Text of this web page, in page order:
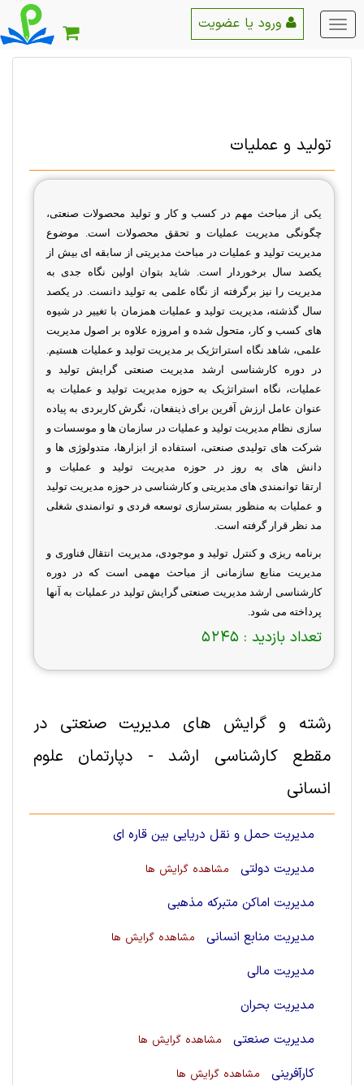
منو
اصلی
تولید و عملیات
یکی از مباحث مهم در کسب و کار و تولید محصولات صنعتی،
چگونگی مدیریت عملیات و تحقق محصولات است. موضوع
مدیریت تولید و عملیات در مباحث مدیریتی از سابقه ای بیش از
یکصد سال برخوردار است. شاید بتوان اولین نگاه جدی به
مدیریت را نیز برگرفته از نگاه علمی به تولید دانست. در یکصد
سال گذشته، مدیریت تولید و عملیات همزمان با تغییر در شیوه
های کسب و کار، متحول شده و امروزه علاوه بر اصول مدیریت
علمی، شاهد نگاه استراتژیک بر مدیریت تولید و عملیات هستیم.
در دوره کارشناسی ارشد مدیریت صنعتی گرایش تولید و
عملیات، نگاه استراتژیک به حوزه مدیریت تولید و عملیات به
عنوان عامل ارزش آفرین برای ذینفعان، نگرش کاربردی به پیاده
سازی نظام مدیریت تولید و عملیات در سازمان ها و موسسات و
شرکت های تولیدی صنعتی، استفاده از ابزارها، متدولوژی ها و
دانش های به روز در حوزه مدیریت تولید و عملیات و
ارتقا توانمندی های مدیریتی و کارشناسی در حوزه مدیریت تولید
و عملیات به منظور بسترسازی توسعه فردی و توانمندی شغلی
مد نظر قرار گرفته است.
برنامه ریزی و کنترل تولید و موجودی، مدیریت انتقال فناوری و
مدیریت منابع سازمانی از مباحث مهمی است که در دوره
کارشناسی ارشد مدیریت صنعتی گرایش تولید در عملیات به آنها
پرداخته می شود.
تعداد بازدید : 5245
رشته و گرایش های مدیریت صنعتی در
مقطع کارشناسی ارشد - دپارتمان علوم
انسانی
مدیریت حمل و نقل دریایی بین قاره ای
مدیریت دولتی
مشاهده گرایش ها
مدیریت اماکن متبرکه مذهبی
مدیریت منابع انسانی
مشاهده گرایش ها
مدیریت مالی
مدیریت بحران
مدیریت صنعتی
مشاهده گرایش ها
کارآفرینی مشاهده گرایش ها